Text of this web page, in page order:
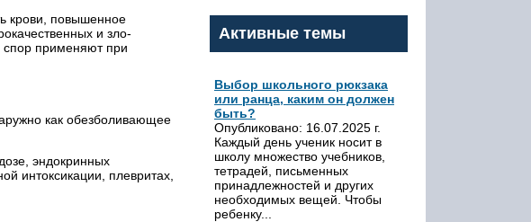
крови, повышенное
и зло­
спор применяют при
как обезболивающее
эндокринных
интоксикации, плевритах,
Активные темы
Выбор школьного рюкзака
или ранца, каким он должен
быть?
Опубликовано: 16.07.2025 г.
Каждый день ученик носит в
школу множество учебников,
тетрадей, письменных
принадлежностей и других
необходимых вещей. Чтобы
ребенку...